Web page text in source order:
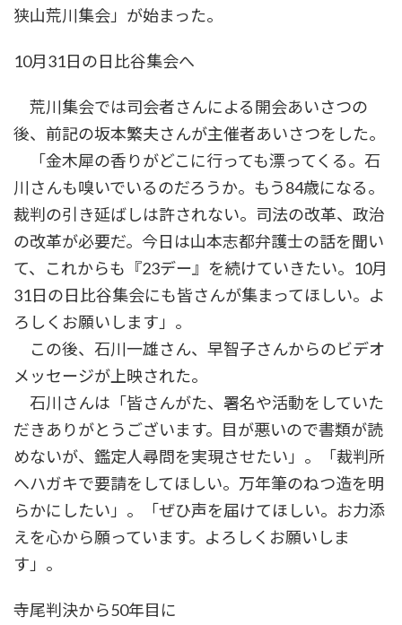
狭山荒川集会」が始まった。
10月31日の日比谷集会へ
荒川集会では司会者さんによる開会あいさつの
後、前記の坂本繁夫さんが主催者あいさつをした。
「金木犀の香りがどこに行っても漂ってくる。石
川さんも嗅いでいるのだろうか。もう84歳になる。
裁判の引き延ばしは許されない。司法の改革、政治
の改革が必要だ。今日は山本志都弁護士の話を聞い
て、これからも『23デー』を続けていきたい。10月
31日の日比谷集会にも皆さんが集まってほしい。よ
ろしくお願いします」。
この後、石川一雄さん、早智子さんからのビデオ
メッセージが上映された。
石川さんは「皆さんがた、署名や活動をしていた
だきありがとうございます。目が悪いので書類が読
めないが、鑑定人尋問を実現させたい」。「裁判所
へハガキで要請をしてほしい。万年筆のねつ造を明
らかにしたい」。「ぜひ声を届けてほしい。お力添
えを心から願っています。よろしくお願いしま
す」。
寺尾判決から50年目に